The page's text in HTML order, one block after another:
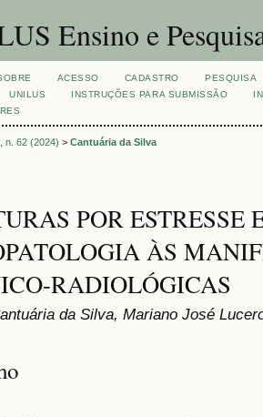
Ensino e
ACESSO CADASTRO
PESQUISA
UNILUS INSTRUÇÕES PARA SUBMISSÃO
n. 62 (2024) > Cantuária da Silva
POR ESTRESSE
ÀS
RADIOLÓGICAS
da Silva, Mariano José